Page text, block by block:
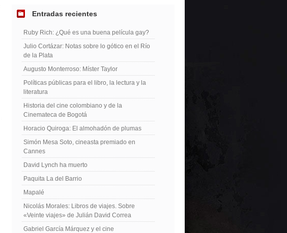
Entradas recientes
Ruby Rich: ¿Qué es una buena película gay?
Julio Cortázar: Notas sobre lo gótico en el Río
de la Plata
Augusto Monterroso: Míster Taylor
Políticas públicas para el libro, la lectura y la
literatura
Historia del cine colombiano y de la
Cinemateca de Bogotá
Horacio Quiroga: El almohadón de plumas
Simón Mesa Soto, cineasta premiado en
Cannes
David Lynch ha muerto
Paquita La del Barrio
Mapalé
Nicolás Morales: Libros de viajes. Sobre
«Veinte viajes» de Julián David Correa
Gabriel García Márquez y el cine